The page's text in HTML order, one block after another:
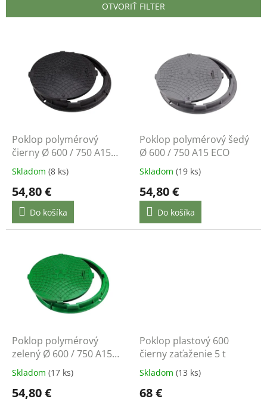
p
OTVORIŤ FILTER
Poklop polymérový
čierny Ø 600 / 750 A15
ECO
Skladom (8 ks)
54,80 €
Do košíka
Poklop polymérový šedý
Ø 600 / 750 A15 ECO
Skladom (19 ks)
54,80 €
Do košíka
Poklop polymérový
zelený Ø 600 / 750 A15
ECO
Skladom (17 ks)
54,80 €
Poklop plastový 600
čierny zaťaženie 5 t
Skladom (13 ks)
68 €